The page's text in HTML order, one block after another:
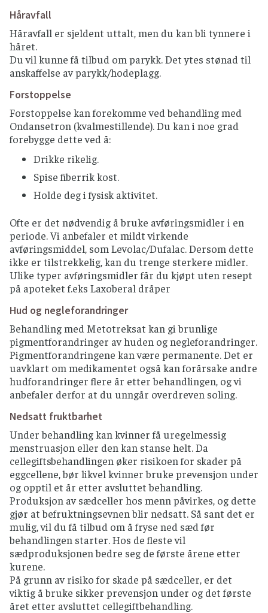
Håravfall
Håravfall er sjeldent uttalt, men du kan bli tynnere i
håret.
Du vil kunne få tilbud om parykk. Det ytes stønad til
anskaffelse av parykk/hodeplagg.
Forstoppelse
Forstoppelse kan forekomme ved behandling med
Ondansetron (kvalmestillende). Du kan i noe grad
forebygge dette ved å:
Drikke rikelig.
Spise fiberrik kost.
Holde deg i fysisk aktivitet.
Ofte er det nødvendig å bruke avføringsmidler i en
periode. Vi anbefaler et mildt virkende
avføringsmiddel, som Levolac/Dufalac. Dersom dette
ikke er tilstrekkelig, kan du trenge sterkere midler.
Ulike typer avføringsmidler får du kjøpt uten resept
på apoteket f.eks Laxoberal dråper
Hud og negleforandringer
Behandling med Metotreksat kan gi brunlige
pigmentforandringer av huden og negleforandringer.
Pigmentforandringene kan være permanente. Det er
uavklart om medikamentet også kan forårsake andre
hudforandringer flere år etter behandlingen, og vi
anbefaler derfor at du unngår overdreven soling.
Nedsatt fruktbarhet
Under behandling kan kvinner få uregelmessig
menstruasjon eller den kan stanse helt. Da
cellegiftsbehandlingen øker risikoen for skader på
eggcellene, bør likvel kvinner bruke prevensjon under
og opptil et år etter avsluttet behandling.
Produksjon av sædceller hos menn påvirkes, og dette
gjør at befruktningsevnen blir nedsatt. Så sant det er
mulig, vil du få tilbud om å fryse ned sæd før
behandlingen starter. Hos de fleste vil
sædproduksjonen bedre seg de første årene etter
kurene.
På grunn av risiko for skade på sædceller, er det
viktig å bruke sikker prevensjon under og det første
året etter avsluttet cellegiftbehandling.